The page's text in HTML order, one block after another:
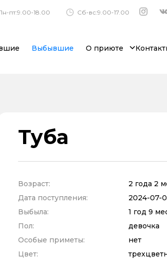
пт:9.00-18.00 Сб-вс:9.00-17.00
Выбывшие О приюте
Туба
Возраст:
2 года 2
Дата поступления:
2024-07-
Выбыла:
1 год 9
Пол:
девочка
Особые приметы:
нет
Цвет: